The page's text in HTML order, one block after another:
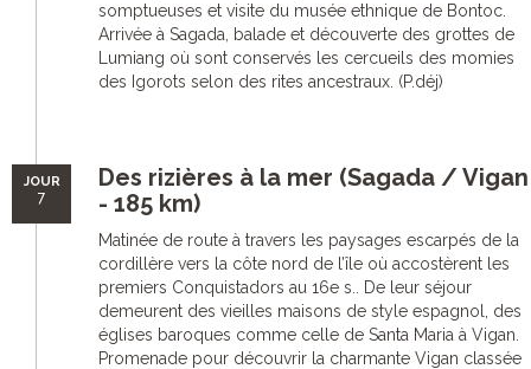
somptueuses et visite du musée ethnique de Bontoc.
Arrivée à Sagada, balade et découverte des grottes de
Lumiang où sont conservés les cercueils des momies
des Igorots selon des rites ancestraux. (P.déj)
JOUR
7
Des rizières à la mer (Sagada / Vigan
- 185 km)
Matinée de route à travers les paysages escarpés de la
cordillère vers la côte nord de l’île où accostèrent les
premiers Conquistadors au 16e s.. De leur séjour
demeurent des vieilles maisons de style espagnol, des
églises baroques comme celle de Santa Maria à Vigan.
Promenade pour découvrir la charmante Vigan classée